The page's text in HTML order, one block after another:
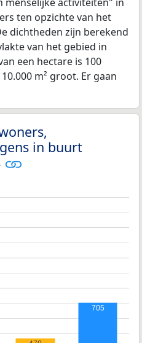
ten opzichte van het
dichtheden zijn berekend
van het gebied in
een hectare is 100
m² groot. Er gaan
in buurt
705